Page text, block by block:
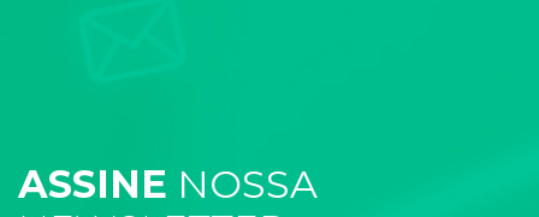
ASSINE NOSSA